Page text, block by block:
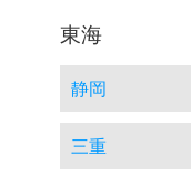
東海
静岡
三重